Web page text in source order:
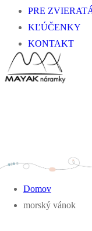
PRE
KĽÚČENKY
KONTAKT
Domov
morský vánok